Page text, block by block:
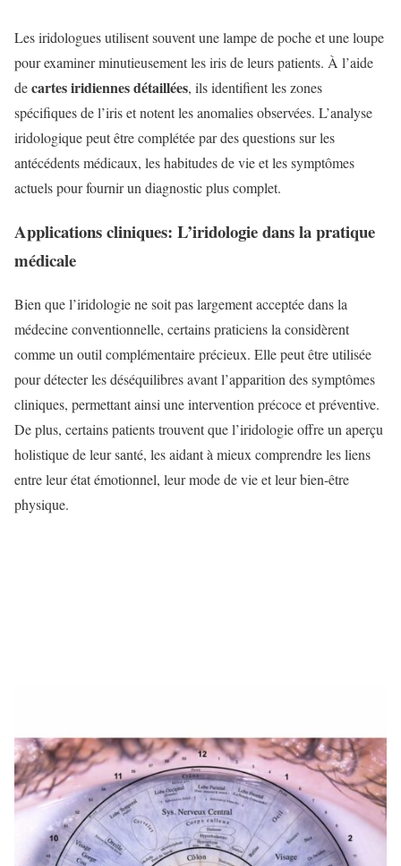
Les iridologues utilisent souvent une lampe de poche et une loupe
pour examiner minutieusement les iris de leurs patients. À l’aide
decartes iridiennes détaillées, ils identifient les zones
spécifiques de l’iris et notent les anomalies observées. L’analyse
iridologique peut être complétée par des questions sur les
antécédents médicaux, les habitudes de vie et les symptômes
actuels pour fournir un diagnostic plus complet.
Applications cliniques: L’iridologie dans la pratique
médicale
Bien que l’iridologie ne soit pas largement acceptée dans la
médecine conventionnelle, certains praticiens la considèrent
comme un outil complémentaire précieux. Elle peut être utilisée
pour détecter les déséquilibres avant l’apparition des symptômes
cliniques, permettant ainsi une intervention précoce et préventive.
De plus, certains patients trouvent que l’iridologie offre un aperçu
holistique de leur santé, les aidant à mieux comprendre les liens
entre leur état émotionnel, leur mode de vie et leur bien-être
physique.